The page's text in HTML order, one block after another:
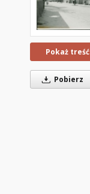
Pokaż treść
Pobierz